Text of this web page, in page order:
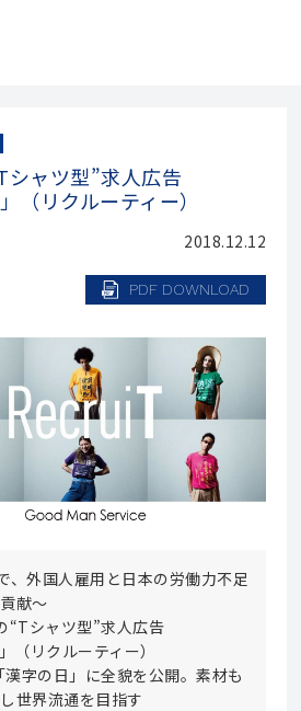
シャツ型”求人広告
（リクルーティー）
2018.12.12
PDF DOWNLOAD
、外国人雇用と日本の労働力不足
献～
シャツ型”求人広告
（リクルーティー）
字の日」に全貌を公開。素材も
世界流通を目指す